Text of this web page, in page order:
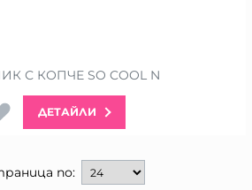
С КОПЧЕ SO COOL N
ДЕТАЙЛИ
по: